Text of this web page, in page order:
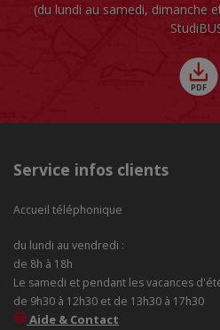
(du lundi au samedi, dimanche
Service infos clients
Accueil téléphonique
du lundi au vendredi :
de 8h à 18h
Le samedi et pendant les vacances
de 9h30 à 12h30 et de 13h30 à 17h30
Aide & Contact